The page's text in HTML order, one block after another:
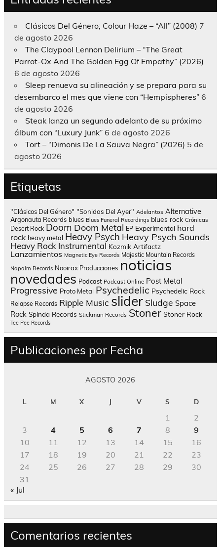
Clásicos Del Género; Colour Haze – “All” (2008) 7
de agosto 2026
The Claypool Lennon Delirium – “The Great
Parrot-Ox And The Golden Egg Of Empathy” (2026)
6 de agosto 2026
Sleep renueva su alineación y se prepara para su
desembarco el mes que viene con “Hempispheres” 6
de agosto 2026
Steak lanza un segundo adelanto de su próximo
álbum con “Luxury Junk” 6 de agosto 2026
Tort – “Dimonis De La Sauva Negra” (2026) 5 de
agosto 2026
Etiquetas
"Clásicos Del Género" "Sonidos Del Ayer" Adelantos Alternative
Argonauta Records blues Blues Funeral Recordings blues rock Crónicas
Desert Rock Doom Doom Metal EP Experimental hard
rock heavy metal Heavy Psych Heavy Psych Sounds
Heavy Rock Instrumental Kozmik Artifactz
Lanzamientos Magnetic Eye Records Majestic Mountain Records
Napalm Records Nooirax Producciones noticias
novedades Podcast Podcast Online Post Metal
Progressive Proto Metal Psychedelic Psychedelic Rock
Relapse Records Ripple Music slider Sludge Space
Rock Spinda Records Stickman Records Stoner Stoner Rock
Tee Pee Records
Publicaciones por Fecha
AGOSTO 2026
L M X J V S D
1
2
3
4 5 6 7 8
9
10
11 12 13 14 15
16
17
18 19 20 21 22
23
24
25 26 27 28 29
30
31
« Jul
Comentarios recientes